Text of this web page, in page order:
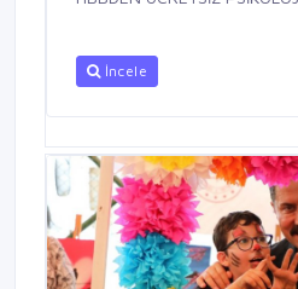
İncele